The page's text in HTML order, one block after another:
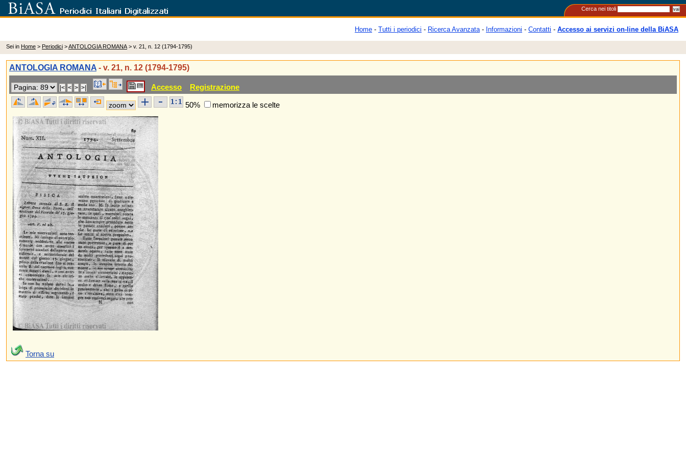
Cerca nei titoli
Home - Tutti i periodici - Ricerca Avanzata- Informazioni - Contatti - Accesso ai servizi on-line della BiASA
Sei in Home > Periodici >ANTOLOGIA ROMANA > v. 21, n. 12 (1794-1795)
ANTOLOGIA ROMANA - v. 21, n. 12 (1794-1795)
Accesso Registrazione
50% memorizza le scelte
Torna su